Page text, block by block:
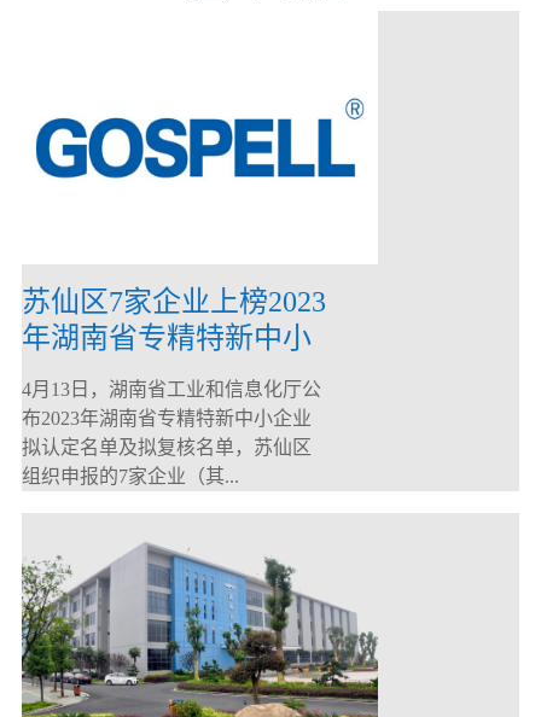
苏仙区7家企业上榜2023
年湖南省专精特新中小
企业
4月13日，湖南省工业和信息化厅公
布2023年湖南省专精特新中小企业
拟认定名单及拟复核名单，苏仙区
组织申报的7家企业（其...